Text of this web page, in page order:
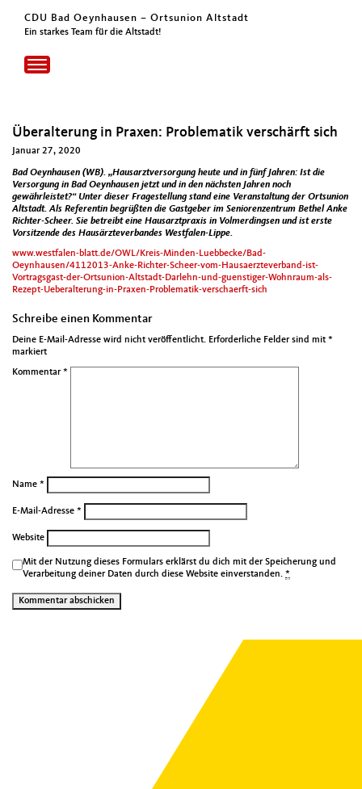
CDU Bad Oeynhausen – Ortsunion Altstadt
Ein starkes Team für die Altstadt!
Toggle
navigation
Überalterung in Praxen: Problematik verschärft sich
Januar 27, 2020
Bad Oeynhausen (WB). „Hausarztversorgung heute und in fünf Jahren: Ist die
Versorgung in Bad Oeynhausen jetzt und in den nächsten Jahren noch
gewährleistet?“ Unter dieser Fragestellung stand eine Veranstaltung der Ortsunion
Altstadt. Als Referentin begrüßten die Gastgeber im Seniorenzentrum Bethel Anke
Richter-Scheer. Sie betreibt eine Hausarztpraxis in Volmerdingsen und ist erste
Vorsitzende des Hausärzteverbandes Westfalen-Lippe.
www.westfalen-blatt.de/OWL/Kreis-Minden-Luebbecke/Bad-
Oeynhausen/4112013-Anke-Richter-Scheer-vom-Hausaerzteverband-ist-
Vortragsgast-der-Ortsunion-Altstadt-Darlehn-und-guenstiger-Wohnraum-als-
Rezept-Ueberalterung-in-Praxen-Problematik-verschaerft-sich
Schreibe einen Kommentar
Deine E-Mail-Adresse wird nicht veröffentlicht. Erforderliche Felder sind mit *
markiert
Kommentar*
Name *
E-Mail-Adresse *
Website
Mit der Nutzung dieses Formulars erklärst du dich mit der Speicherung und
Verarbeitung deiner Daten durch diese Website einverstanden. *